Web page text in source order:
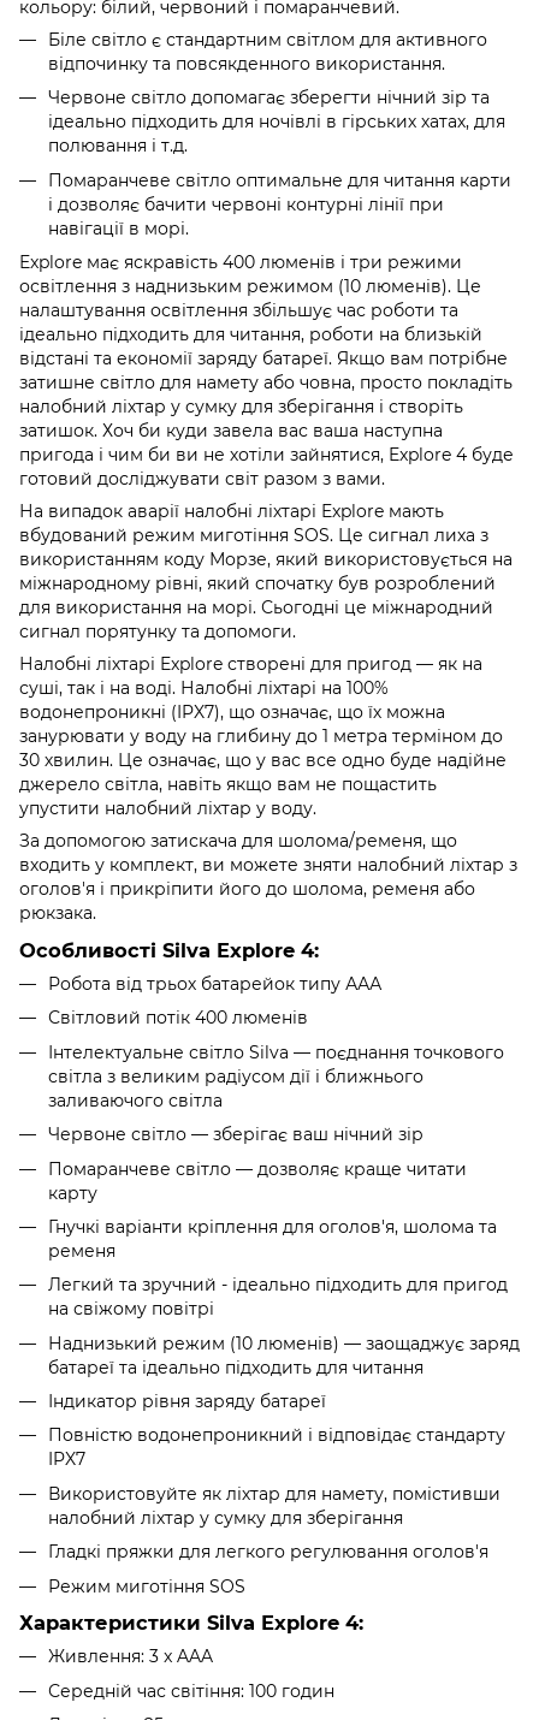
кольору: білий, червоний і помаранчевий.
Біле світло є стандартним світлом для активного
відпочинку та повсякденного використання.
Червоне світло допомагає зберегти нічний зір та
ідеально підходить для ночівлі в гірських хатах, для
полювання і т.д.
Помаранчеве світло оптимальне для читання карти
і дозволяє бачити червоні контурні лінії при
навігації в морі.
Explore має яскравість 400 люменів і три режими
освітлення з наднизьким режимом (10 люменів). Це
налаштування освітлення збільшує час роботи та
ідеально підходить для читання, роботи на близькій
відстані та економії заряду батареї. Якщо вам потрібне
затишне світло для намету або човна, просто покладіть
налобний ліхтар у сумку для зберігання і створіть
затишок. Хоч би куди завела вас ваша наступна
пригода і чим би ви не хотіли зайнятися, Explore 4 буде
готовий досліджувати світ разом з вами.
На випадок аварії налобні ліхтарі Explore мають
вбудований режим миготіння SOS. Це сигнал лиха з
використанням коду Морзе, який використовується на
міжнародному рівні, який спочатку був розроблений
для використання на морі. Сьогодні це міжнародний
сигнал порятунку та допомоги.
Налобні ліхтарі Explore створені для пригод — як на
суші, так і на воді. Налобні ліхтарі на 100%
водонепроникні (IPX7), що означає, що їх можна
занурювати у воду на глибину до 1 метра терміном до
30 хвилин. Це означає, що у вас все одно буде надійне
джерело світла, навіть якщо вам не пощастить
упустити налобний ліхтар у воду.
За допомогою затискача для шолома/ременя, що
входить у комплект, ви можете зняти налобний ліхтар з
оголов'я і прикріпити його до шолома, ременя або
рюкзака.
Особливості Silva Explore 4:
Робота від трьох батарейок типу ААА
Світловий потік 400 люменів
Інтелектуальне світло Silva — поєднання точкового
світла з великим радіусом дії і ближнього
заливаючого світла
Червоне світло — зберігає ваш нічний зір
Помаранчеве світло — дозволяє краще читати
карту
Гнучкі варіанти кріплення для оголов'я, шолома та
ременя
Легкий та зручний - ідеально підходить для пригод
на свіжому повітрі
Наднизький режим (10 люменів) — заощаджує заряд
батареї та ідеально підходить для читання
Індикатор рівня заряду батареї
Повністю водонепроникний і відповідає стандарту
IPX7
Використовуйте як ліхтар для намету, помістивши
налобний ліхтар у сумку для зберігання
Гладкі пряжки для легкого регулювання оголов'я
Режим миготіння SOS
Характеристики Silva Explore 4:
Живлення: 3 x AAA
Середній час світіння: 100 годин